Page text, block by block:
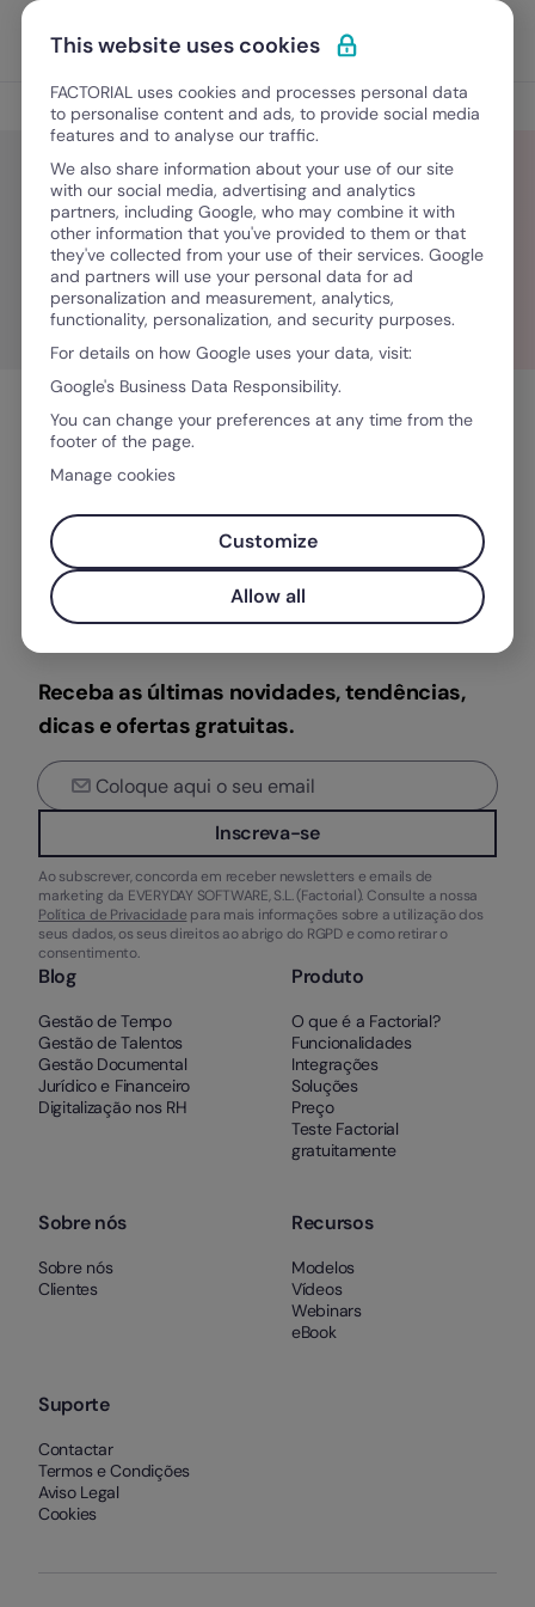
Ir para o conteúdo
Experimente Grátis
Blog
Juan Rueda
Receba as últimas novidades, tendências,
dicas e ofertas gratuitas.
Inscreva-se
Ao subscrever, concorda em receber newsletters e emails de
marketing da EVERYDAY SOFTWARE, S.L. (Factorial). Consulte a nossa
Política de Privacidade para mais informações sobre a utilização dos
seus dados, os seus direitos ao abrigo do RGPD e como retirar o
consentimento.
Blog
Gestão de Tempo
Gestão de Talentos
Gestão Documental
Jurídico e Financeiro
Digitalização nos RH
Produto
O que é a Factorial?
Funcionalidades
Integrações
Soluções
Preço
Teste Factorial
gratuitamente
Sobre nós
Sobre nós
Clientes
Recursos
Modelos
Vídeos
Webinars
eBook
Suporte
Contactar
Termos e Condições
Aviso Legal
Cookies
This website uses cookies
FACTORIAL uses cookies and processes personal data
to personalise content and ads, to provide social media
features and to analyse our traffic.
We also share information about your use of our site
with our social media, advertising and analytics
partners, including Google, who may combine it with
other information that you've provided to them or that
they've collected from your use of their services. Google
and partners will use your personal data for ad
personalization and measurement, analytics,
functionality, personalization, and security purposes.
For details on how Google uses your data, visit:
Google's Business Data Responsibility.
You can change your preferences at any time from the
footer of the page.
Manage cookies
Customize
Allow all